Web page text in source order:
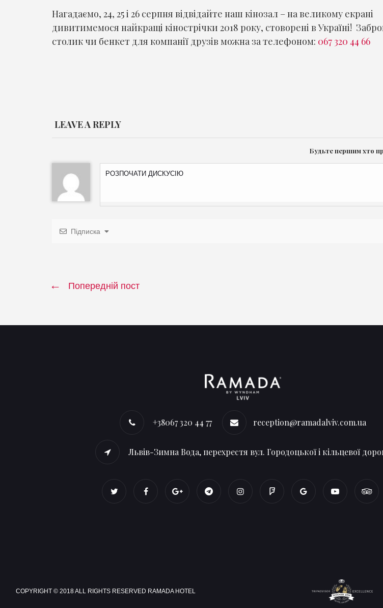
Нагадаємо, 24, 25 і 26 серпня відвідайте наш кінозал – на великому екрані
дивитимемося найкращі кінострічки 2018 року, стоворені в Україні!
столик чи бенкет для компанії друзів можна за телефоном: 067 320 44 66
LEAVE A REPLY
Будьте першим хто
Підписка
Попередній пост
+38067 320 44 77 reception@ramadalviv.com.ua
Львів-Зимна Вода, перехрестя вул. Городоцької і кільцевої
COPYRIGHT © 2018 ALL RIGHTS RESERVED RAMADA HOTEL